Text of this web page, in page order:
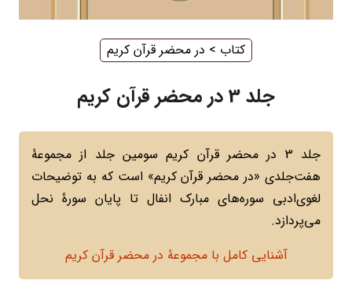
در محضر قرآن کریم ‌ > ‌ کتاب
جلد 3 در محضر قرآن کریم
جلد 3 در محضر قرآن کریم سومین جلد از مجموعۀ
هفت‌جلدی «در محضر قرآن کریم» است که به توضیحات
لغوی‌ادبی سوره‌های مبارک انفال تا پایان سورۀ نحل
می‌پردازد.
آشنایی کامل با مجموعۀ در محضر قرآن کریم